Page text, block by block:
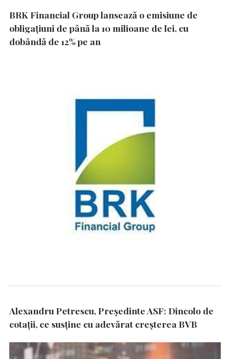
BRK Financial Group lansează o emisiune de
obligațiuni de până la 10 milioane de lei, cu
dobândă de 12% pe an
Alexandru Petrescu, Președinte ASF: Dincolo de
cotații, ce susține cu adevărat creșterea BVB